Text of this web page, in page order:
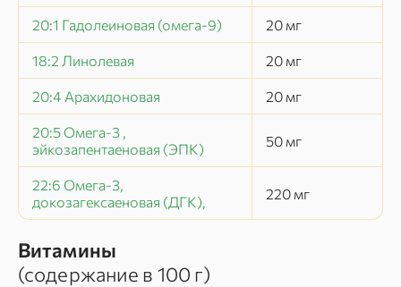
20:1 Гадолеиновая (омега-9) 20 мг
18:2 Линолевая 20 мг
20:4 Арахидоновая 20 мг
20:5 Омега-3 ,
эйкозапентаеновая (ЭПК)
50 мг
22:6 Омега-3,
докозагексаеновая (ДГК),
220 мг
Витамины
(содержание в 100 г)